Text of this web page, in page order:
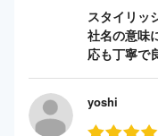
スタイリッ
社名の意味
応も丁寧で
yoshi